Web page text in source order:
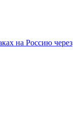
на Россию через